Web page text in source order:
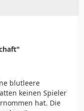
blutleere
keinen Spieler
hat. Die